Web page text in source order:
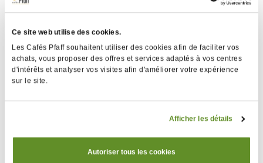
Ce site web utilise des cookies.
Les Cafés Pfaff souhaitent utiliser des cookies afin de faciliter vos
achats, vous proposer des offres et services adaptés à vos centres
d'intérêts et analyser vos visites afin d'améliorer votre expérience
sur le site.
Afficher les détails
Autoriser tous les cookies
Utilisation :
- Nettoie les disques de meulage des huiles de café,
des odeurs et des saveurs résiduelles
- Fabriqué à partir de matériaux naturels sans danger
pour les aliments
- Une utilisation régulière réduit les réparations
Description
Détails
techniques